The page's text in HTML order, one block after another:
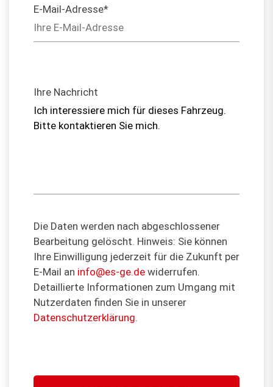
E-Mail-Adresse*
Ihre Nachricht
Die Daten werden nach abgeschlossener
Bearbeitung gelöscht. Hinweis: Sie können
Ihre Einwilligung jederzeit für die Zukunft per
E-Mail an info@es-ge.de widerrufen.
Detaillierte Informationen zum Umgang mit
Nutzerdaten finden Sie in unserer
Datenschutzerklärung.
lasse